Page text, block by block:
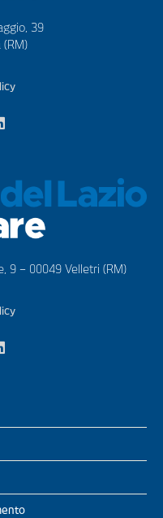
39
(RM)
9 – 00049 Velletri (RM)